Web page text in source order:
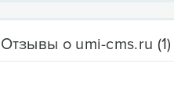
Отзывы о umi-cms.ru (1)